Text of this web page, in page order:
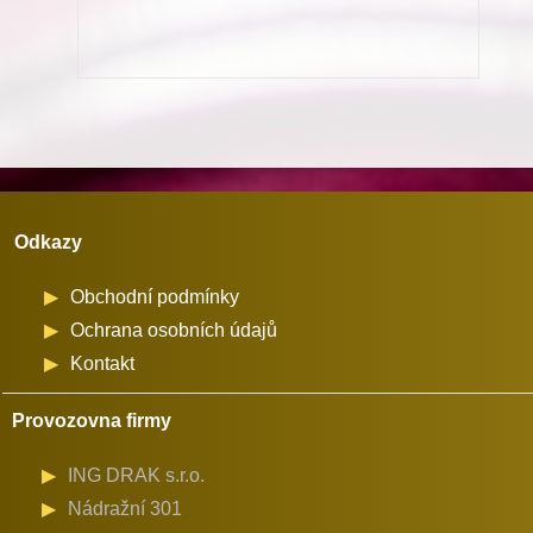
množství
Odkazy
Obchodní podmínky
Ochrana osobních údajů
Kontakt
Provozovna firmy
ING DRAK s.r.o.
Nádražní 301